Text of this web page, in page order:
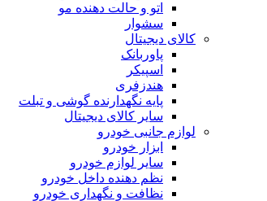
اتو و حالت دهنده مو
سشوار
کالای دیجیتال
پاوربانک
اسپیکر
هندزفری
پایه نگهدارنده گوشی و تبلت
سایر کالای دیجیتال
لوازم جانبی خودرو
ابزار خودرو
سایر لوازم خودرو
نظم دهنده داخل خودرو
نظافت و نگهداری خودرو